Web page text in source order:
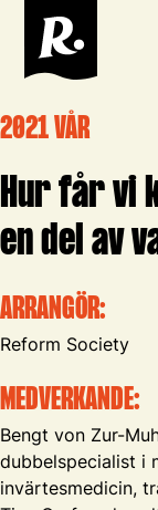
2021 VÅR
Hur får vi
en del av
ARRANGÖR:
Reform Society
MEDVERKANDE:
Bengt von Zur-
dubbelspecialist i
invärtesmedicin,